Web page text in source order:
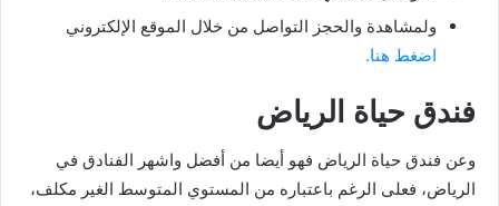
ولمشاهدة والحجز التواصل من خلال الموقع الإلكتروني
اضغط هنا.
فندق حياة الرياض
وعن فندق حياة الرياض فهو أيضا من أفضل واشهر الفنادق في
الرياض، فعلى الرغم باعتباره من المستوي المتوسط الغير مكلف،